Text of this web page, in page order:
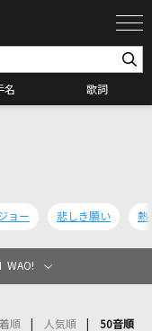
名 歌詞
ョー 悲しき願い 熱
WAO!
順 人気順 50音順